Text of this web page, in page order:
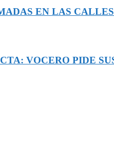
EN LAS
VOCERO PIDE